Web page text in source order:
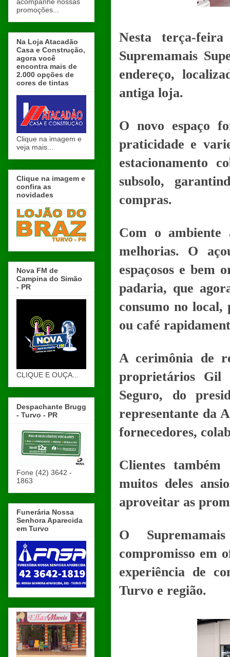
Nesta terça-
Supremamais
endereço,
antiga loja.
O novo espaço
praticidade e
estacionamento
subsolo,
compras.
Com o ambiente
melhorias. O
espaçosos e bem
padaria, que
consumo no
ou café
A cerimônia de
proprietários Gil
Seguro, do
representante da
fornecedores,
Clientes
muitos deles
aproveitar as
O
compromisso em
experiência de
Turvo e região.
promoções...
Na Loja Atacadão
Casa e Construção,
agora você
encontra mais de
2.000 opções de
cores de tintas
Clique na imagem e
veja mais...
Clique na imagem e
confira as
novidades
Nova FM de
Campina do Simão
- PR
CLIQUE E OUÇA...
Despachante Brugg
- Turvo - PR
Fone (42) 3642 -
1863
Funerária Nossa
Senhora Aparecida
em Turvo